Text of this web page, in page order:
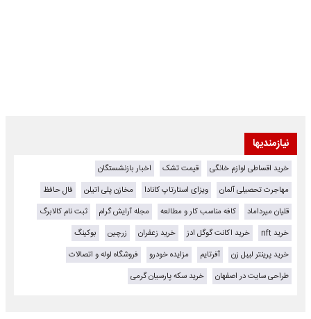
نیازمندیها
خرید اقساطی لوازم خانگی قیمت تشک
اخبار بازنشستگان
مهاجرت تحصیلی آلمان
ویزای استارتاپ کانادا مخازن پلی اتیلن
فال حافظ
قلیان میرداماد
کافه مناسب کار و مطالعه مجله آرایش گرام
ثبت نام کالابرگ
خرید nft
خرید اکانت گوگل ادز خرید زعفران زرچین
بوکینگ
خرید پرینتر لیبل زن
آفرتایم مزایده خودرو
فروشگاه لوله و اتصالات
طراحی سایت در اصفهان
خرید سکه پارسیان گرمی